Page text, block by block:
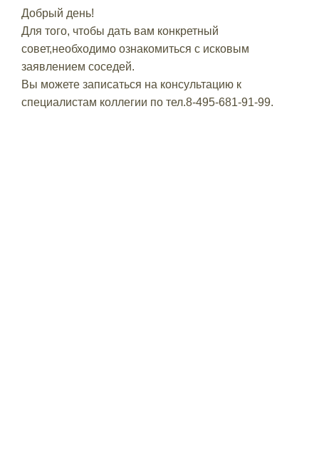
Добрый день!
Для того, чтобы дать вам конкретный
совет,необходимо ознакомиться с исковым
заявлением соседей.
Вы можете записаться на консультацию к
специалистам коллегии по тел.8-495-681-91-99.